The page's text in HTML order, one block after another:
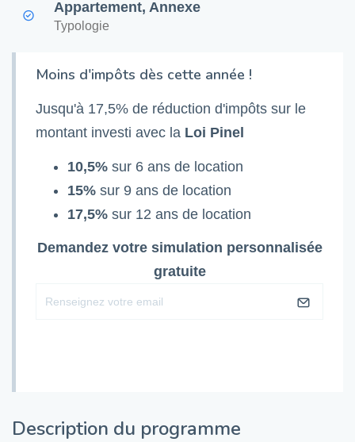
Appartement, Annexe
Typologie
Moins d'impôts dès cette année !
Jusqu'à 17,5% de réduction d'impôts sur le
montant investi avec la Loi Pinel
10,5% sur 6 ans de location
15% sur 9 ans de location
17,5% sur 12 ans de location
Demandez votre simulation personnalisée
gratuite
Description du programme